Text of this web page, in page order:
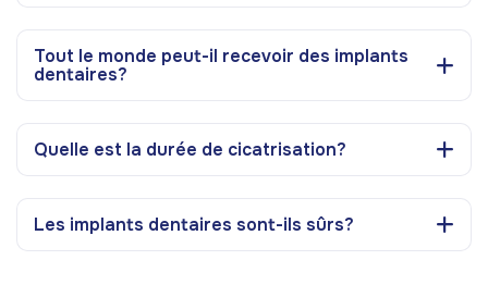
Tout le monde peut-il recevoir des implants
dentaires?
Quelle est la durée de cicatrisation?
Les implants dentaires sont-ils sûrs?